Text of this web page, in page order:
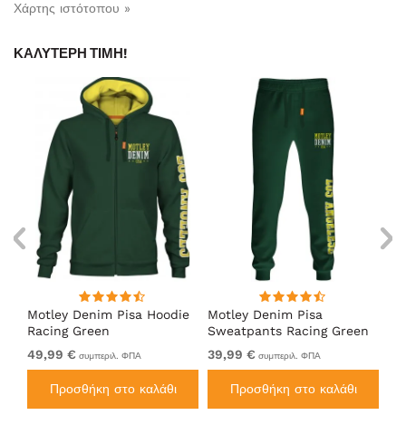
Χάρτης ιστότοπου »
ΚΑΛΎΤΕΡΗ ΤΙΜΉ!
Motley Denim Pisa Hoodie
Racing Green
49,99 € συμπεριλ. ΦΠΑ
Προσθήκη στο καλάθι
Motley Denim Pisa
Sweatpants Racing Green
39,99 € συμπεριλ. ΦΠΑ
Προσθήκη στο καλάθι